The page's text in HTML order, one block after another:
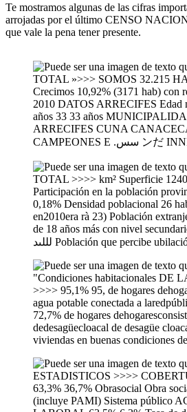
Te mostramos algunas de las cifras
arrojadas por el último CENSO
que vale la pena tener presente.